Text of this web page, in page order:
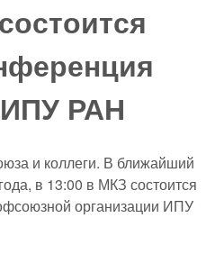
РАН
и коллеги. В ближайший
в 13:00 в МКЗ состоится
организации ИПУ